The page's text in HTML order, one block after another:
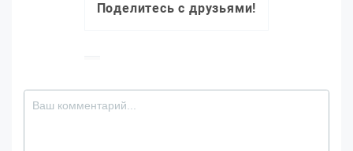
Поделитесь с друзьями!